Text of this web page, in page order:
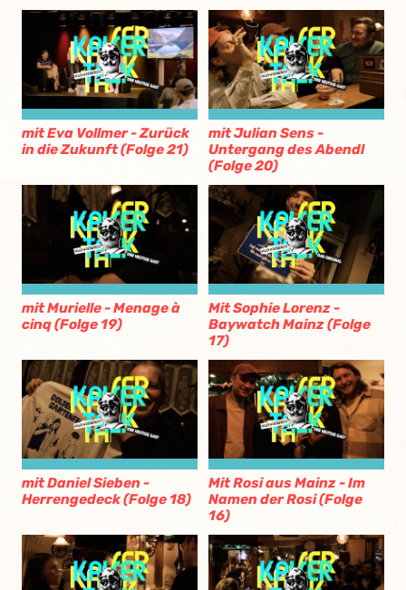
mit Eva Vollmer - Zurück
in die Zukunft (Folge 21)
mit Julian Sens -
Untergang des Abendl
(Folge 20)
mit Murielle - Menage à
cinq (Folge 19)
Mit Sophie Lorenz -
Baywatch Mainz (Folge
17)
mit Daniel Sieben -
Herrengedeck (Folge 18)
Mit Rosi aus Mainz - Im
Namen der Rosi (Folge
16)